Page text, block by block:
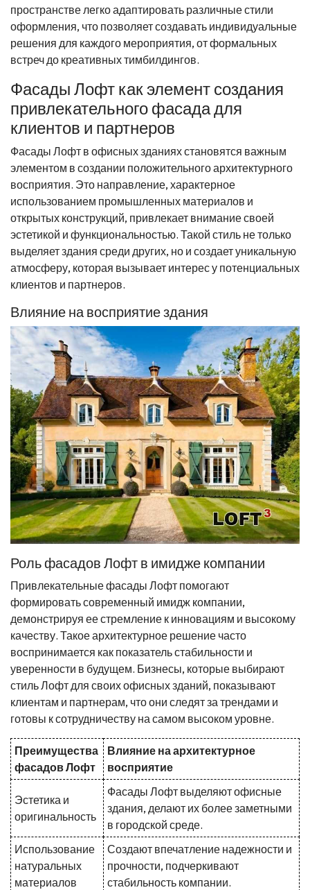
пространстве легко адаптировать различные стили
оформления, что позволяет создавать индивидуальные
решения для каждого мероприятия, от формальных
встреч до креативных тимбилдингов.
Фасады Лофт как элемент создания
привлекательного фасада для
клиентов и партнеров
Фасады Лофт в офисных зданиях становятся важным
элементом в создании положительного архитектурного
восприятия. Это направление, характерное
использованием промышленных материалов и
открытых конструкций, привлекает внимание своей
эстетикой и функциональностью. Такой стиль не только
выделяет здания среди других, но и создает уникальную
атмосферу, которая вызывает интерес у потенциальных
клиентов и партнеров.
Влияние на восприятие здания
Роль фасадов Лофт в имидже компании
Привлекательные фасады Лофт помогают
формировать современный имидж компании,
демонстрируя ее стремление к инновациям и высокому
качеству. Такое архитектурное решение часто
воспринимается как показатель стабильности и
уверенности в будущем. Бизнесы, которые выбирают
стиль Лофт для своих офисных зданий, показывают
клиентам и партнерам, что они следят за трендами и
готовы к сотрудничеству на самом высоком уровне.
Преимущества
фасадов Лофт
Влияние на архитектурное
восприятие
Эстетика и
оригинальность
Фасады Лофт выделяют офисные
здания, делают их более заметными
в городской среде.
Использование
натуральных
материалов
Создают впечатление надежности и
прочности, подчеркивают
стабильность компании.